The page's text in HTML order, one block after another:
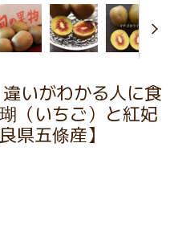
いがわかる人に食
（いちご）と紅妃
県五條産】